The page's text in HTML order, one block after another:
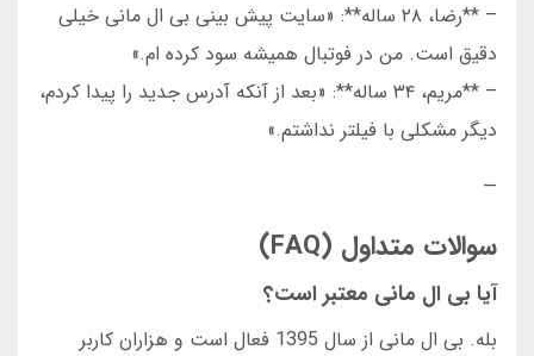
– **رضا، ۲۸ ساله**: «سایت پیش بینی بی ال مانی خیلی
دقیق است. من در فوتبال همیشه سود کرده ام.»
– **مریم، ۳۴ ساله**: «بعد از آنکه آدرس جدید را پیدا کردم،
دیگر مشکلی با فیلتر نداشتم.»
—
سوالات متداول (FAQ)
آیا بی ال مانی معتبر است؟
بله. بی ال مانی از سال 1395 فعال است و هزاران کاربر